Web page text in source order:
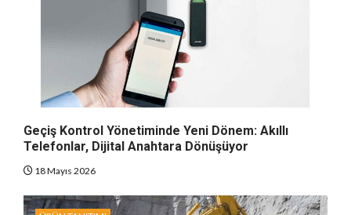
Geçiş Kontrol Yönetiminde Yeni Dönem: Akıllı
Telefonlar, Dijital Anahtara Dönüşüyor
18 Mayıs 2026